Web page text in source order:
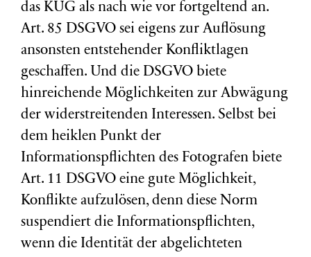
das KUG als nach wie vor fortgeltend an.
Art. 85 DSGVO sei eigens zur Auflösung
ansonsten entstehender Konfliktlagen
geschaffen. Und die DSGVO biete
hinreichende Möglichkeiten zur Abwägung
der widerstreitenden Interessen. Selbst bei
dem heiklen Punkt der
Informationspflichten des Fotografen biete
Art. 11 DSGVO eine gute Möglichkeit,
Konflikte aufzulösen, denn diese Norm
suspendiert die Informationspflichten,
wenn die Identität der abgelichteten